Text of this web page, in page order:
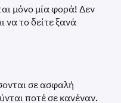
μόνο μία φορά! Δεν
να το δείτε ξανά
σε ασφαλή
ποτέ σε κανέναν.